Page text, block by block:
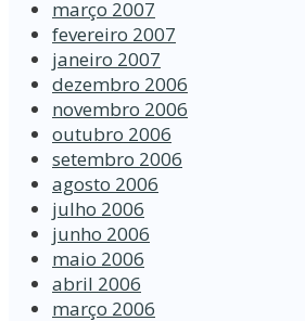
março 2007
fevereiro 2007
janeiro 2007
dezembro 2006
novembro 2006
outubro 2006
setembro 2006
agosto 2006
julho 2006
junho 2006
maio 2006
abril 2006
março 2006